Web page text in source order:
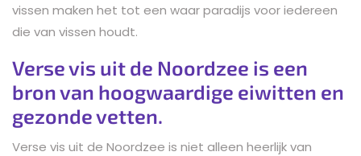
vissen maken het tot een waar paradijs voor iedereen
die van vissen houdt.
Verse vis uit de Noordzee is een
bron van hoogwaardige eiwitten en
gezonde vetten.
Verse vis uit de Noordzee is niet alleen heerlijk van